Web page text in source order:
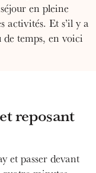
en pleine
activités. Et s’il y a
de temps, en voici
reposant
et passer devant